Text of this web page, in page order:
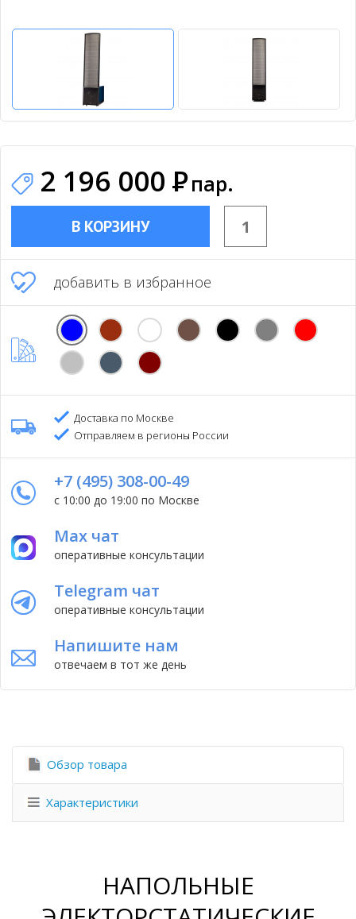
2 196 000 Рпар.
В КОРЗИНУ
добавить в избранное
Доставка по Москве
Отправляем в регионы России
+7 (495) 308-00-49
с 10:00 до 19:00 по Москве
Max чат
оперативные консультации
Telegram чат
оперативные консультации
Напишите нам
отвечаем в тот же день
Обзор товара
Характеристики
НАПОЛЬНЫЕ